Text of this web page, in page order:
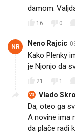
damom.
16 0
NR Neno Rajcic
Kako Plenky
je Njonjo da
21 1
VS Vlado
Da, oteo ga
A novine ima
da plače radi